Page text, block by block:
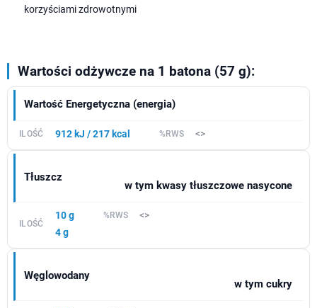
korzyściami zdrowotnymi
Wartości odżywcze na 1 batona (57 g):
Wartość Energetyczna (energia)
912 kJ / 217 kcal <>
Tłuszcz
w tym kwasy tłuszczowe nasycone
10 g
4 g
<>
Węglowodany
w tym cukry